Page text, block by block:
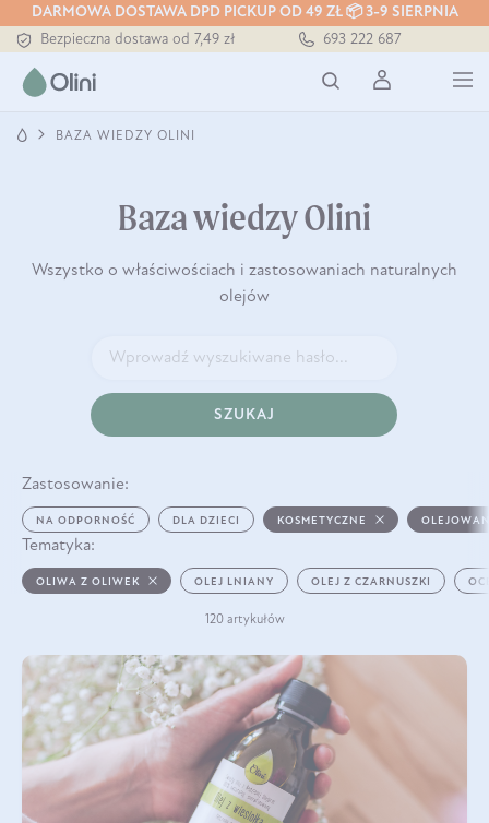
DARMOWA DOSTAWA DPD PICKUP OD 49 ZŁ 📦 3-9 SIERPNIA
Bezpieczna dostawa od 7,49 zł
Darmowa dostawa od 199 zł
693 222 687
BAZA WIEDZY OLINI
Baza wiedzy Olini
Wszystko o właściwościach i zastosowaniach naturalnych
olejów
SZUKAJ
Zastosowanie:
NA ODPORNOŚĆ DLA DZIECI KOSMETYCZNE
Tematyka:
OLIWA Z OLIWEK OLEJ LNIANY OLEJ Z CZARNUSZKI
120 artykułów